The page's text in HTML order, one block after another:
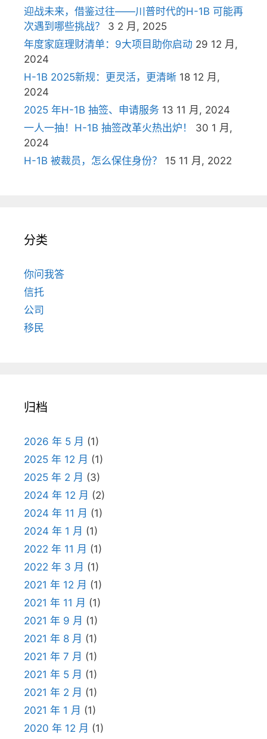
迎战未来，借鉴过往——川普时代的H-1B 可能再
次遇到哪些挑战？
3 2 月, 2025
年度家庭理财清单：9大项目助你启动 29 12 月,
2024
H-1B 2025新规：更灵活，更清晰 18 12 月,
2024
2025 年H-1B 抽签、申请服务 13 11 月, 2024
一人一抽！H-1B 抽签改革火热出炉！
30 1 月,
2024
H-1B 被裁员，怎么保住身份？
15 11 月, 2022
分类
你问我答
信托
公司
移民
归档
2026 年 5 月 (1)
2025 年 12 月 (1)
2025 年 2 月 (3)
2024 年 12 月 (2)
2024 年 11 月 (1)
2024 年 1 月 (1)
2022 年 11 月 (1)
2022 年 3 月 (1)
2021 年 12 月 (1)
2021 年 11 月 (1)
2021 年 9 月 (1)
2021 年 8 月 (1)
2021 年 7 月 (1)
2021 年 5 月 (1)
2021 年 2 月 (1)
2021 年 1 月 (1)
2020 年 12 月 (1)